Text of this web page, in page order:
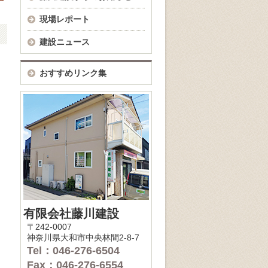
現場レポート
建設ニュース
おすすめリンク集
有限会社藤川建設
〒242-0007
神奈川県大和市中央林間2-8-7
Tel：046-276-6504
Fax：046-276-6554